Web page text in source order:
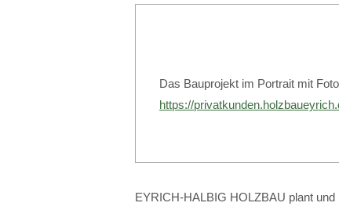
Das Bauprojekt im Portrait mit
https://
EYRICH-HALBIG HOLZBAU plant